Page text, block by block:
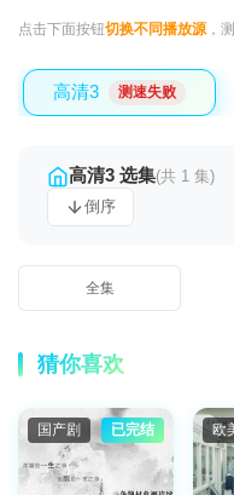
点击下面按钮切换不同播放源，
高清3 测速失败
高清3 选集(共 1 集)
倒序
全集
猜你喜欢
国产剧 已完结 欧